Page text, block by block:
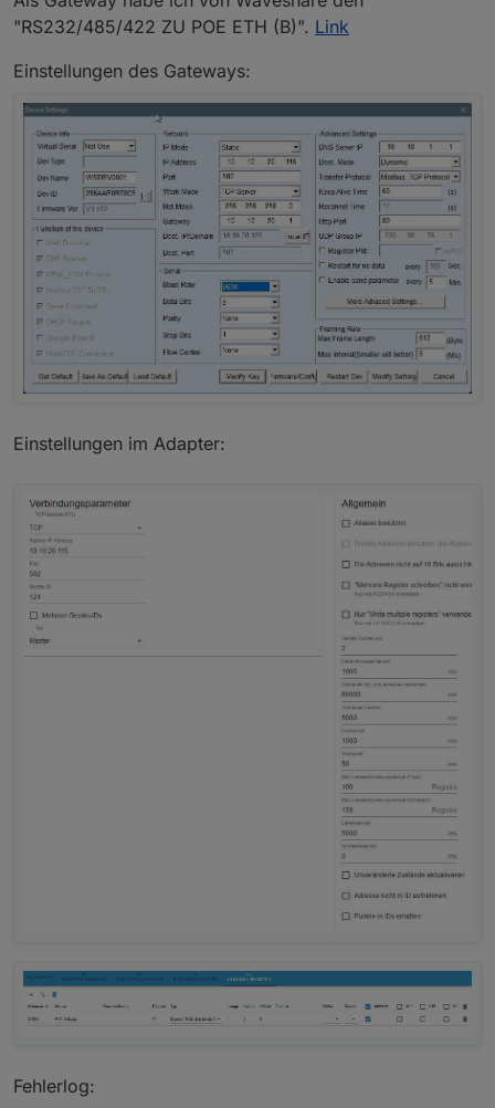
"RS232/485/422 ZU POE ETH (B)". Link
Einstellungen des Gateways:
Einstellungen im Adapter:
Fehlerlog: